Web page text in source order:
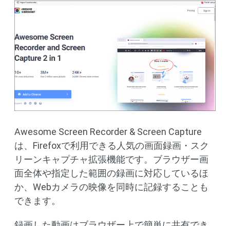
Awesome Screen Recorder & Screen Capture
は、Firefoxで利用できる人気の画面録画・スク
リーンキャプチャ拡張機能です。ブラウザー画
面全体や指定した範囲の録画に対応しているほ
か、Webカメラの映像を同時に記録することも
できます。